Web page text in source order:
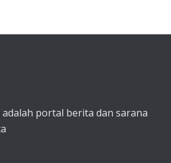
adalah portal berita dan sarana